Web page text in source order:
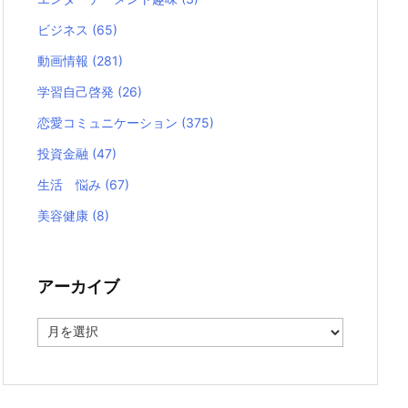
ビジネス (65)
動画情報 (281)
学習自己啓発 (26)
恋愛コミュニケーション (375)
投資金融 (47)
生活 悩み (67)
美容健康 (8)
アーカイブ
ー